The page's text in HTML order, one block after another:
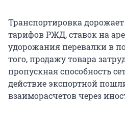
Транспортировка
тарифов РЖД, ставок на
удорожания перевалки в
того, продажу товара
пропускная способность
действие экспортной
взаиморасчетов через